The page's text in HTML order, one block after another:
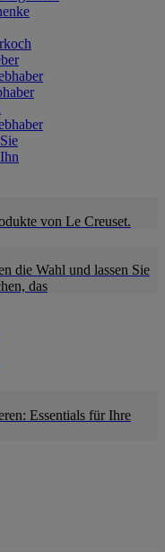
von Le Creuset.
die Wahl und lassen Sie
das
Essentials für Ihre